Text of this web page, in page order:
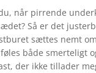
når pirrende
Så er det
sættes nemt
både smerteligt
der ikke tillader